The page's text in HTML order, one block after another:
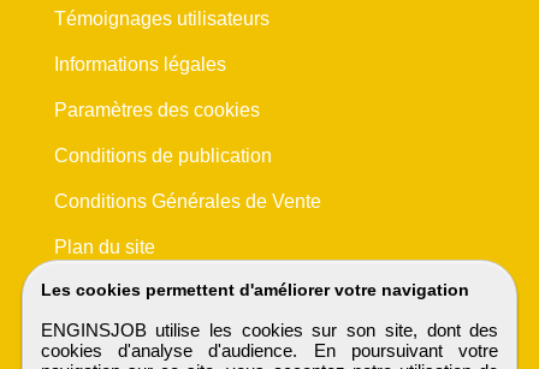
Les cookies permettent d'améliorer votre navigation
ENGINSJOB utilise les cookies sur son site, dont des
cookies d'analyse d'audience. En poursuivant votre
Témoignages utilisateurs
Informations légales
Paramètres des cookies
Conditions de publication
Conditions Générales de Vente
Plan du site